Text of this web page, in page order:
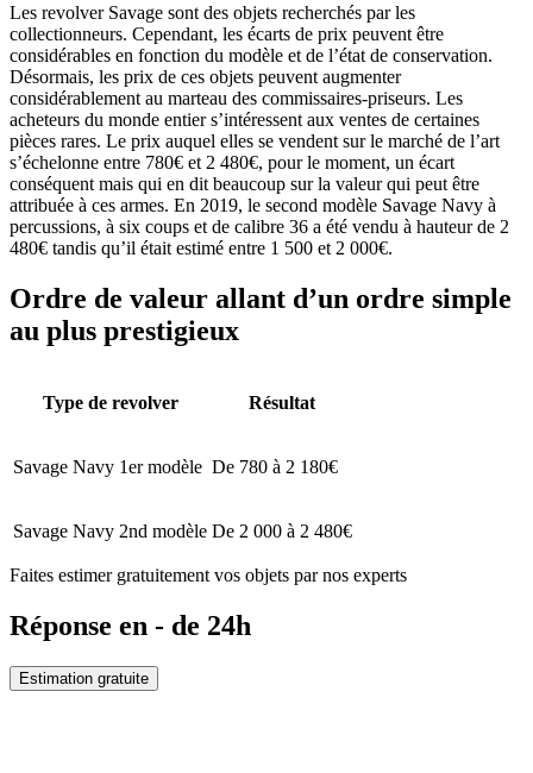
Les revolver Savage sont des objets recherchés par les
collectionneurs. Cependant, les écarts de prix peuvent être
considérables en fonction du modèle et de l’état de conservation.
Désormais, les prix de ces objets peuvent augmenter
considérablement au marteau des commissaires-priseurs. Les
acheteurs du monde entier s’intéressent aux ventes de certaines
pièces rares. Le prix auquel elles se vendent sur le marché de l’art
s’échelonne entre 780€ et 2 480€, pour le moment, un écart
conséquent mais qui en dit beaucoup sur la valeur qui peut être
attribuée à ces armes. En 2019, le second modèle Savage Navy à
percussions, à six coups et de calibre 36 a été vendu à hauteur de 2
480€ tandis qu’il était estimé entre 1 500 et 2 000€.
Ordre de valeur allant d’un ordre simple
au plus prestigieux
Type de revolver Résultat
Savage Navy 1er modèle De 780 à 2 180€
Savage Navy 2nd modèle De 2 000 à 2 480€
Faites estimer gratuitement vos objets par nos experts
Réponse en - de 24h
Estimation gratuite